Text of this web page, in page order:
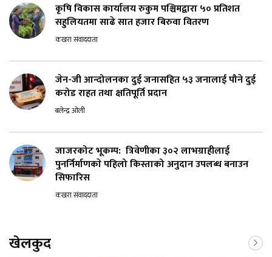
कृषि विकास कार्यालय रुकुम पश्चिमद्वारा ५० प्रतिशत
सहुलियतमा साढे सात हजार बिरुवा वितरण
कखरा संवाददाता
जेन-जी आन्दोलनका दुई जनासहित ५३ जनालाई पौने दुई
करोड राहत तथा क्षतिपूर्ति प्रदान
बलेन्द्र ओली
जाजरकोट भूकम्प: त्रिवेणीका ३०२ लाभग्राहीलाई
पुनर्निर्माणकाे पहिलो किस्ताको अनुदान उपलब्ध बनाउन
सिफारिस
कखरा संवाददाता
खेलकुद